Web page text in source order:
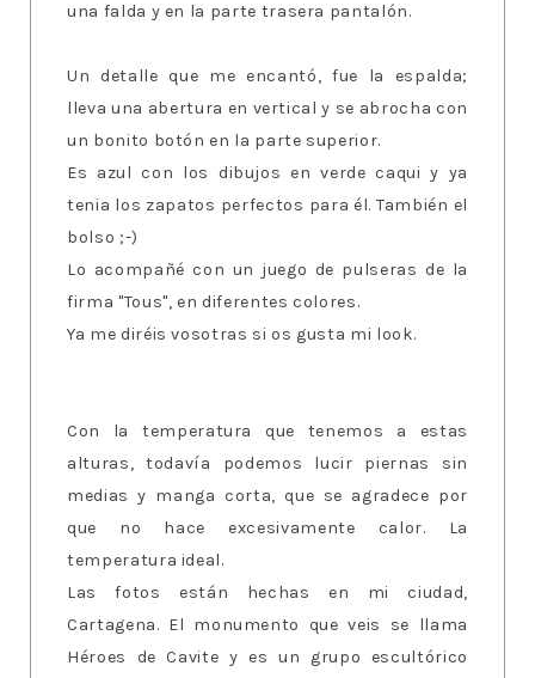
una falda y en la parte trasera pantalón.
Un detalle que me encantó, fue la espalda;
lleva una abertura en vertical y se abrocha con
un bonito botón en la parte superior.
Es azul con los dibujos en verde caqui y ya
tenia los zapatos perfectos para él. También el
bolso ;-)
Lo acompañé con un juego de pulseras de la
firma "Tous", en diferentes colores.
Ya me diréis vosotras si os gusta mi look.
Con la temperatura que tenemos a estas
alturas, todavía podemos lucir piernas sin
medias y manga corta, que se agradece por
que no hace excesivamente calor. La
temperatura ideal.
Las fotos están hechas en mi ciudad,
Cartagena. El monumento que veis se llama
Héroes de Cavite y es un grupo escultórico